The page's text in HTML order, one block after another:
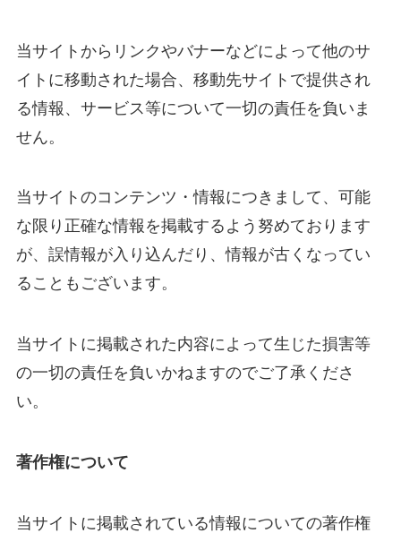
当サイトからリンクやバナーなどによって他のサ
イトに移動された場合、移動先サイトで提供され
る情報、サービス等について一切の責任を負いま
せん。
当サイトのコンテンツ・情報につきまして、可能
な限り正確な情報を掲載するよう努めております
が、誤情報が入り込んだり、情報が古くなってい
ることもございます。
当サイトに掲載された内容によって生じた損害等
の一切の責任を負いかねますのでご了承くださ
い。
著作権について
当サイトに掲載されている情報についての著作権